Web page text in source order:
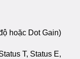
hoặc Dot Gain)
T, Status E,